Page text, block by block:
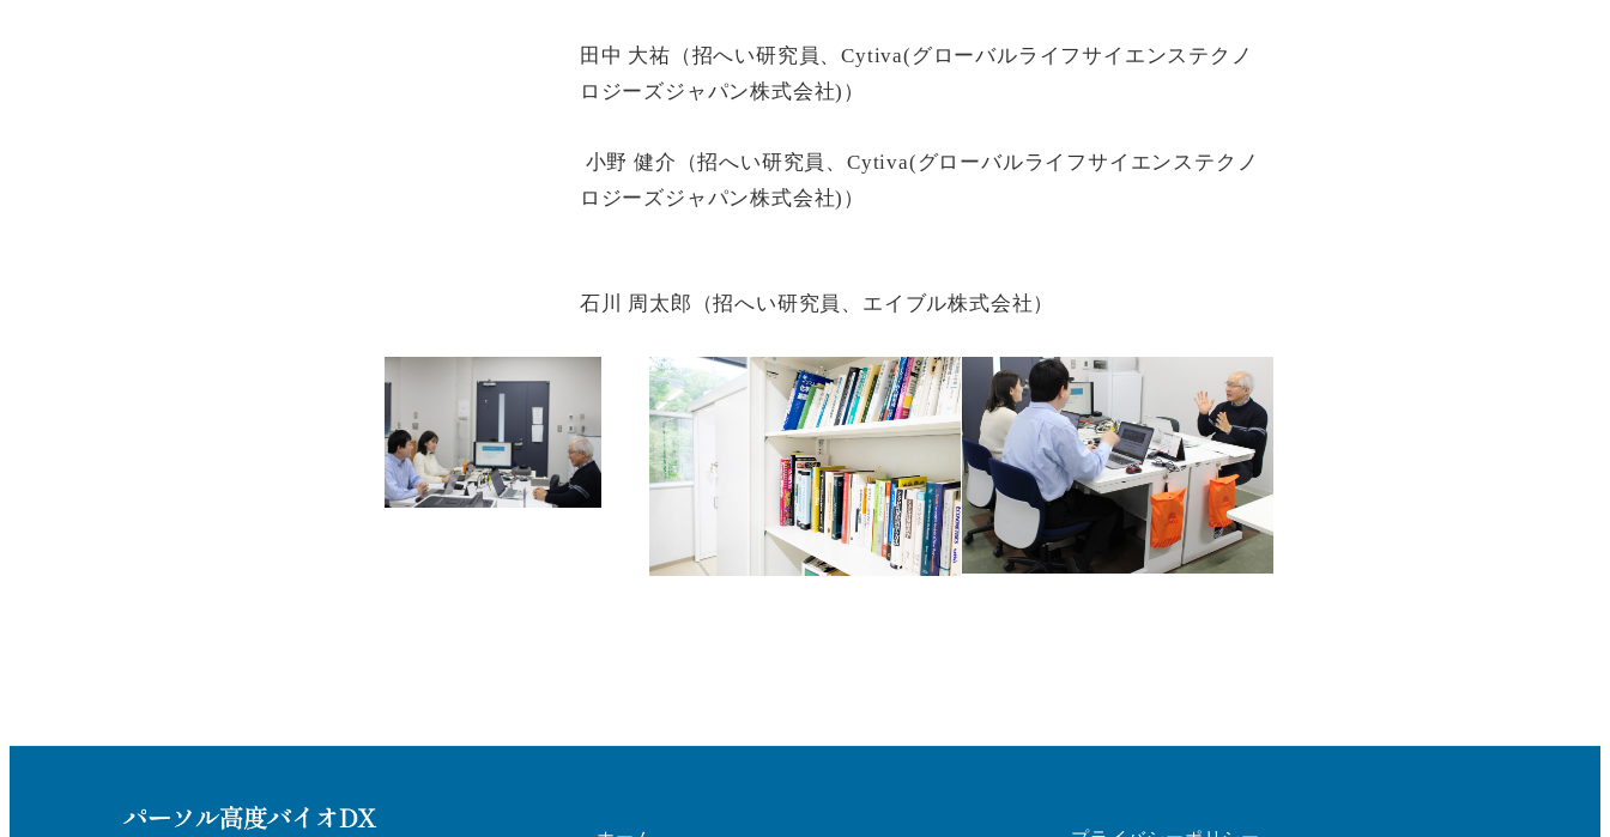
田中 大祐（招へい研究員、Cytiva(グローバルライフサイエンステクノ
ロジーズジャパン株式会社)）
小野 健介（招へい研究員、Cytiva(グローバルライフサイエンステクノ
ロジーズジャパン株式会社)）
石川 周太郎（招へい研究員、エイブル株式会社）